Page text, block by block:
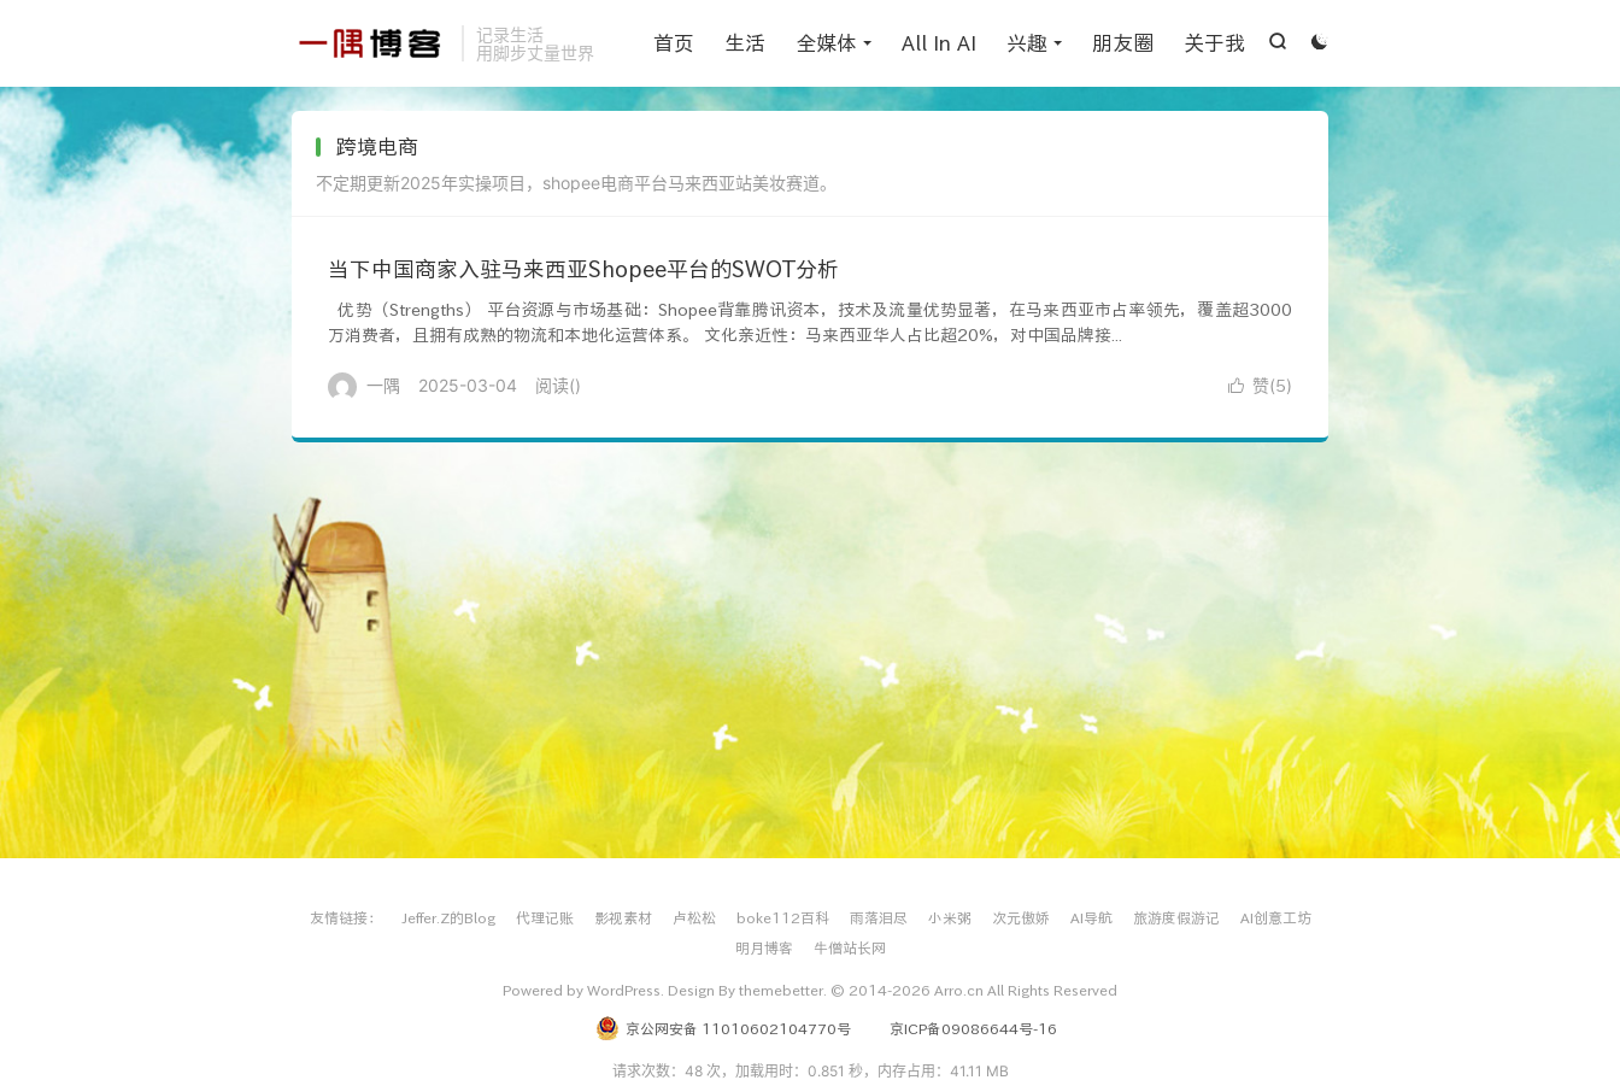
记录生活
用脚步丈量世界


首页 生活 全媒体 All In AI 兴趣 朋友圈 关于我
跨境电商
不定期更新2025年实操项目，shopee电商平台马来西亚站美妆赛道。
当下中国商家入驻马来西亚Shopee平台的SWOT分析
优势（Strengths） 平台资源与市场基础：Shopee背靠腾讯资本，技术及流量优势显著，在马来西亚市占率领先，覆盖超3000
万消费者，且拥有成熟的物流和本地化运营体系。 文化亲近性：马来西亚华人占比超20%，对中国品牌接...
 赞(5)
一隅 2025-03-04 阅读()
友情链接： Jeffer.Z的Blog 代理记账 影视素材 卢松松 boke112百科 雨落泪尽 小米粥 次元傲娇 AI导航 旅游度假游记 AI创意工坊
明月博客 牛僧站长网
Powered by WordPress. Design By themebetter. © 2014-2026 Arro.cn All Rights Reserved
京公网安备 11010602104770号 京ICP备09086644号-16
请求次数：48 次，加载用时：0.851 秒，内存占用：41.11 MB